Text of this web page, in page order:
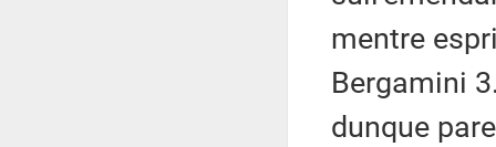
mentre
Bergamini
dunque